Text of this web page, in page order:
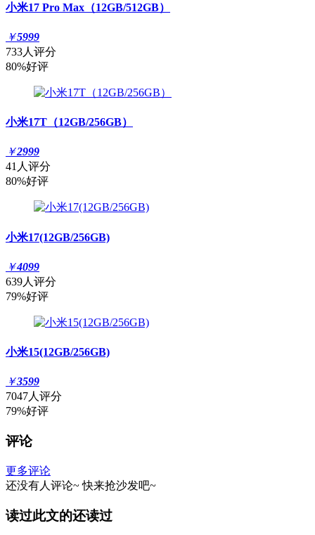
小米17 Pro Max（12GB/512GB）
￥5999
733人评分
80%好评
小米17T（12GB/256GB）
￥2999
41人评分
80%好评
小米17(12GB/256GB)
￥4099
639人评分
79%好评
小米15(12GB/256GB)
￥3599
7047人评分
79%好评
评论
更多评论
还没有人评论~ 快来抢沙发吧~
读过此文的还读过